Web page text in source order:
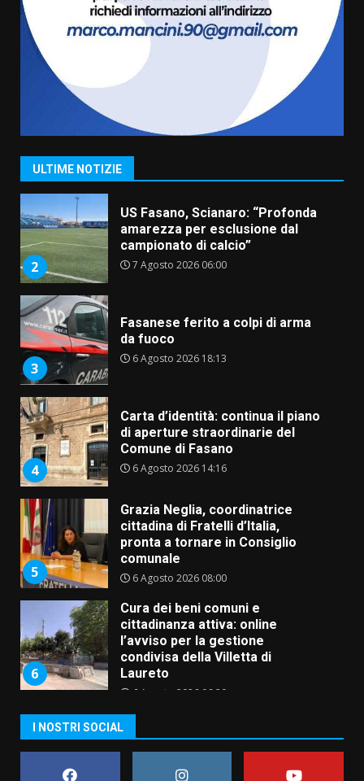
ULTIME NOTIZIE
La magia del Minareto e la prima
assoluta de “L’Albergo
Belvedere. Il rapimento”
6 Agosto 2026 06:15
1
“I Contestatori: Musica di
Rivoluzione”: nuovo
appuntamento con “Fasano in
2
US Fasano, Scianaro: “Profonda
amarezza per esclusione dal
campionato di calcio”
7 Agosto 2026 06:00
3
Fasanese ferito a colpi di arma
da fuoco
6 Agosto 2026 18:13
4
Carta d’identità: continua il piano
di aperture straordinarie del
Comune di Fasano
6 Agosto 2026 14:16
5
Grazia Neglia, coordinatrice
cittadina di Fratelli d’Italia,
pronta a tornare in Consiglio
comunale
6 Agosto 2026 08:00
6
Cura dei beni comuni e
cittadinanza attiva: online
l’avviso per la gestione
condivisa della Villetta di
Laureto
6 Agosto 2026 06:20
assoluta de “L’Albergo
Belvedere. Il rapimento”
6 Agosto 2026 06:15
I NOSTRI SOCIAL